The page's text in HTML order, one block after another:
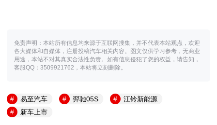
免责声明：本站所有信息均来源于互联网搜集，并不代表本站观点，欢迎
各大媒体和自媒体，注册投稿汽车相关内容。图文仅供学习参考，无商业
用途，本站不对其真实合法性负责。如有信息侵犯了您的权益，请告知，
客服QQ：3509921762，本站将立刻删除。
易至汽车 羿驰05S
江铃新能源
新车上市